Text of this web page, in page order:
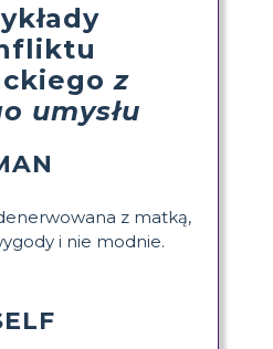
z
umysłu
z matką,
i nie modnie.